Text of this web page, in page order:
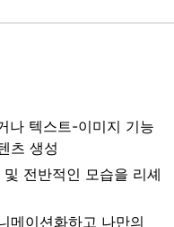
나 텍스트-이미지 기능
츠 생성
전반적인 모습을 리셰
메이션화하고 나만의